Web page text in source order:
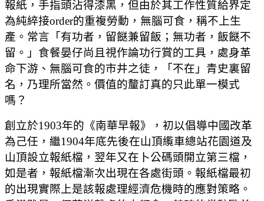
報紙，手指頭沾得漆黑，但由於其工作性質給界定
為純綷接order的重複勞動，無腦可食，稱不上生
產。常言「有功者，留餸兼留飯；無功者，飯餸不
留。」食餐晏仔尚且視作論功行賞的工具，處身革
命下游、無腦可食的市井之徒，「不在」青史裏留
名，乃理所當然。價值的釐訂真的只此單一模式
嗎？
創立於1903年的《南華早報》，初以倡導中國改革
為己任，繼1904年底先後在山頂䌫車總站花園道及
山頂設立報紙檔，翌年又在卜公碼頭開立第三檔，
如是者，報紙檔漸次出現在各處街頭。報紙檔最初
的出現實際上是該報處理經濟危機時的應對策略。